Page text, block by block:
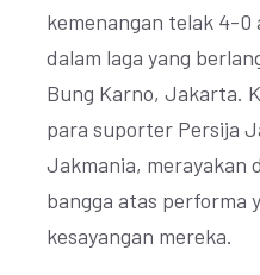
kemenangan telak 4-0
dalam laga yang
Bung Karno, Jakarta.
para suporter Persija
Jakmania, merayakan
bangga atas performa
kesayangan mereka.